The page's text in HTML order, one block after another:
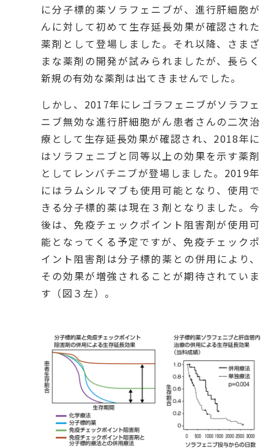
に分子標的薬ソラフェニブが、進行肝細胞が
んに対して初めて生存延長効果が確認された
薬剤として登場しました。それ以降、さまざ
まな薬剤の開発が試みられましたが、長らく
新規の有効な薬剤は出てきませんでした。
しかし、2017年にレゴラフェニブがソラフェ
ニブ無効な進行肝細胞がん患者さんの二次治
療として生存延長効果が確認され、2018年に
はソラフェニブと同等以上の効果を示す薬剤
としてレンバチニブが登場しました。2019年
にはラムシルマブも使用可能となり、使用で
きる分子標的薬は現在３剤となりました。今
後は、免疫チェックポイント阻害剤が使用可
能となってくる予定ですが、免疫チェックポ
イント阻害剤は分子標的薬との併用により、
その効果が増強されることが期待されていま
す（図３左）。